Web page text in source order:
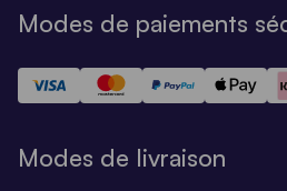
Modes de paiements
Modes de livraison